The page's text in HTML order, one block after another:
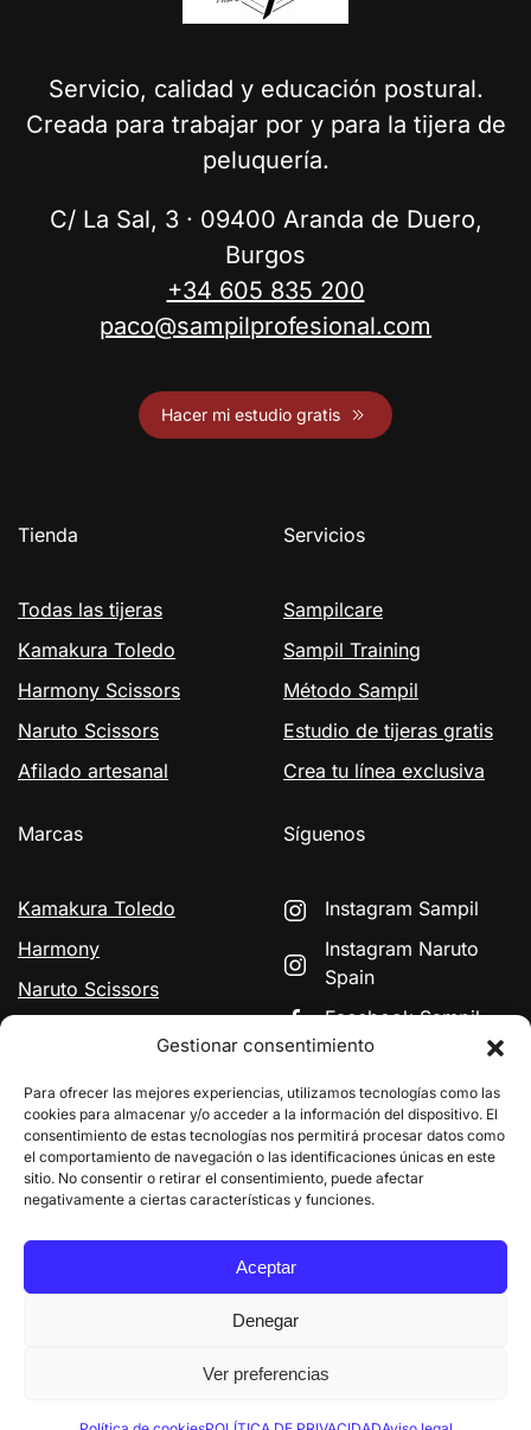
Gestionar consentimiento
Para ofrecer las mejores experiencias, utilizamos tecnologías como las
cookies para almacenar y/o acceder a la información del dispositivo. El
consentimiento de estas tecnologías nos permitirá procesar datos como
el comportamiento de navegación o las identificaciones únicas en este
sitio. No consentir o retirar el consentimiento, puede afectar
negativamente a ciertas características y funciones.
Aceptar
Denegar
Ver preferencias
Servicio, calidad y educación postural.
Creada para trabajar por y para la tijera de
peluquería.
C/ La Sal, 3 · 09400 Aranda de Duero,
Burgos
+34 605 835 200
paco@sampilprofesional.com
Hacer mi estudio gratis
Tienda
Todas las tijeras
Kamakura Toledo
Harmony Scissors
Naruto Scissors
Afilado artesanal
Servicios
Sampilcare
Sampil Training
Método Sampil
Estudio de tijeras gratis
Crea tu línea exclusiva
Marcas
Kamakura Toledo
Harmony
Naruto Scissors
GIRØ
Lino Curly
Síguenos
Instagram Sampil
Instagram Naruto
Spain
Facebook Sampil
YouTube Naruto
Naruto Scissors Japan
Aviso legal·Privacidad